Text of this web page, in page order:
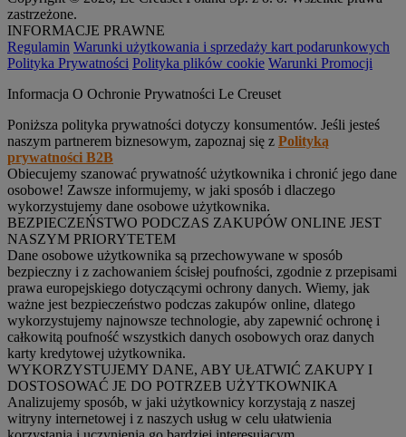
zastrzeżone.
INFORMACJE PRAWNE
Regulamin Warunki użytkowania i sprzedaży kart podarunkowych
Polityka Prywatności Polityka plików cookie Warunki Promocji
Informacja O Ochronie Prywatności Le Creuset
Poniższa polityka prywatności dotyczy konsumentów. Jeśli jesteś
naszym partnerem biznesowym, zapoznaj się z Polityką
prywatności B2B
Obiecujemy szanować prywatność użytkownika i chronić jego dane
osobowe! Zawsze informujemy, w jaki sposób i dlaczego
wykorzystujemy dane osobowe użytkownika.
BEZPIECZEŃSTWO PODCZAS ZAKUPÓW ONLINE JEST
NASZYM PRIORYTETEM
Dane osobowe użytkownika są przechowywane w sposób
bezpieczny i z zachowaniem ścisłej poufności, zgodnie z przepisami
prawa europejskiego dotyczącymi ochrony danych. Wiemy, jak
ważne jest bezpieczeństwo podczas zakupów online, dlatego
wykorzystujemy najnowsze technologie, aby zapewnić ochronę i
całkowitą poufność wszystkich danych osobowych oraz danych
karty kredytowej użytkownika.
WYKORZYSTUJEMY DANE, ABY UŁATWIĆ ZAKUPY I
DOSTOSOWAĆ JE DO POTRZEB UŻYTKOWNIKA
Analizujemy sposób, w jaki użytkownicy korzystają z naszej
witryny internetowej i z naszych usług w celu ułatwienia